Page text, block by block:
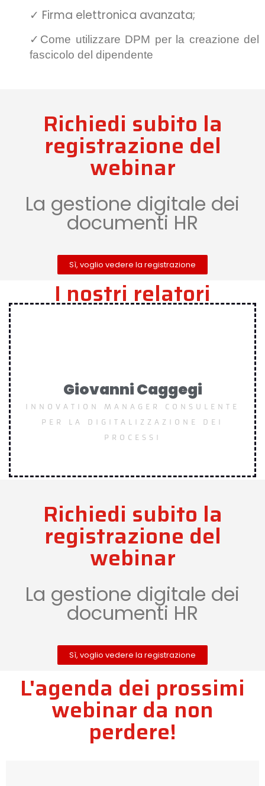
✓ Firma elettronica avanzata;
✓Come utilizzare DPM per la creazione del
fascicolo del dipendente
Richiedi subito la
registrazione del
webinar
La gestione digitale dei
documenti HR
Sì, voglio vedere la registrazione
I nostri relatori
Giovanni Caggegi
INNOVATION MANAGER CONSULENTE
PER LA DIGITALIZZAZIONE
DEI
PROCESSI
Richiedi subito la
registrazione del
webinar
La gestione digitale dei
documenti HR
Sì, voglio vedere la registrazione
L'agenda dei prossimi
webinar da non
perdere!